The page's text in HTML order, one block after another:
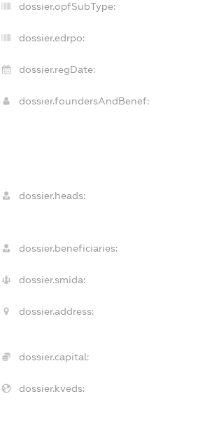
dossier.opfSubType:
dossier.edrpo:
dossier.regDate:
dossier.foundersAndBenef:
dossier.heads:
dossier.beneficiaries:
dossier.smida:
dossier.address:
dossier.capital:
dossier.kveds: